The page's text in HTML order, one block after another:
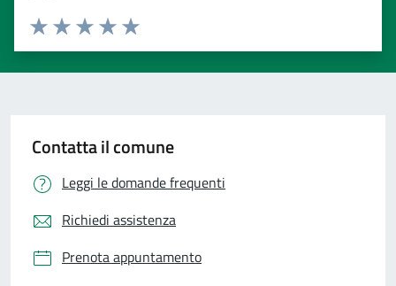
Valuta 5 stelle su 5
Valuta 4 stelle su 5
Valuta 3 stelle su 5
Valuta 2 stelle su 5
Valuta 1 stelle su 5
Contatta il comune
Leggi le domande frequenti
Richiedi assistenza
Prenota appuntamento